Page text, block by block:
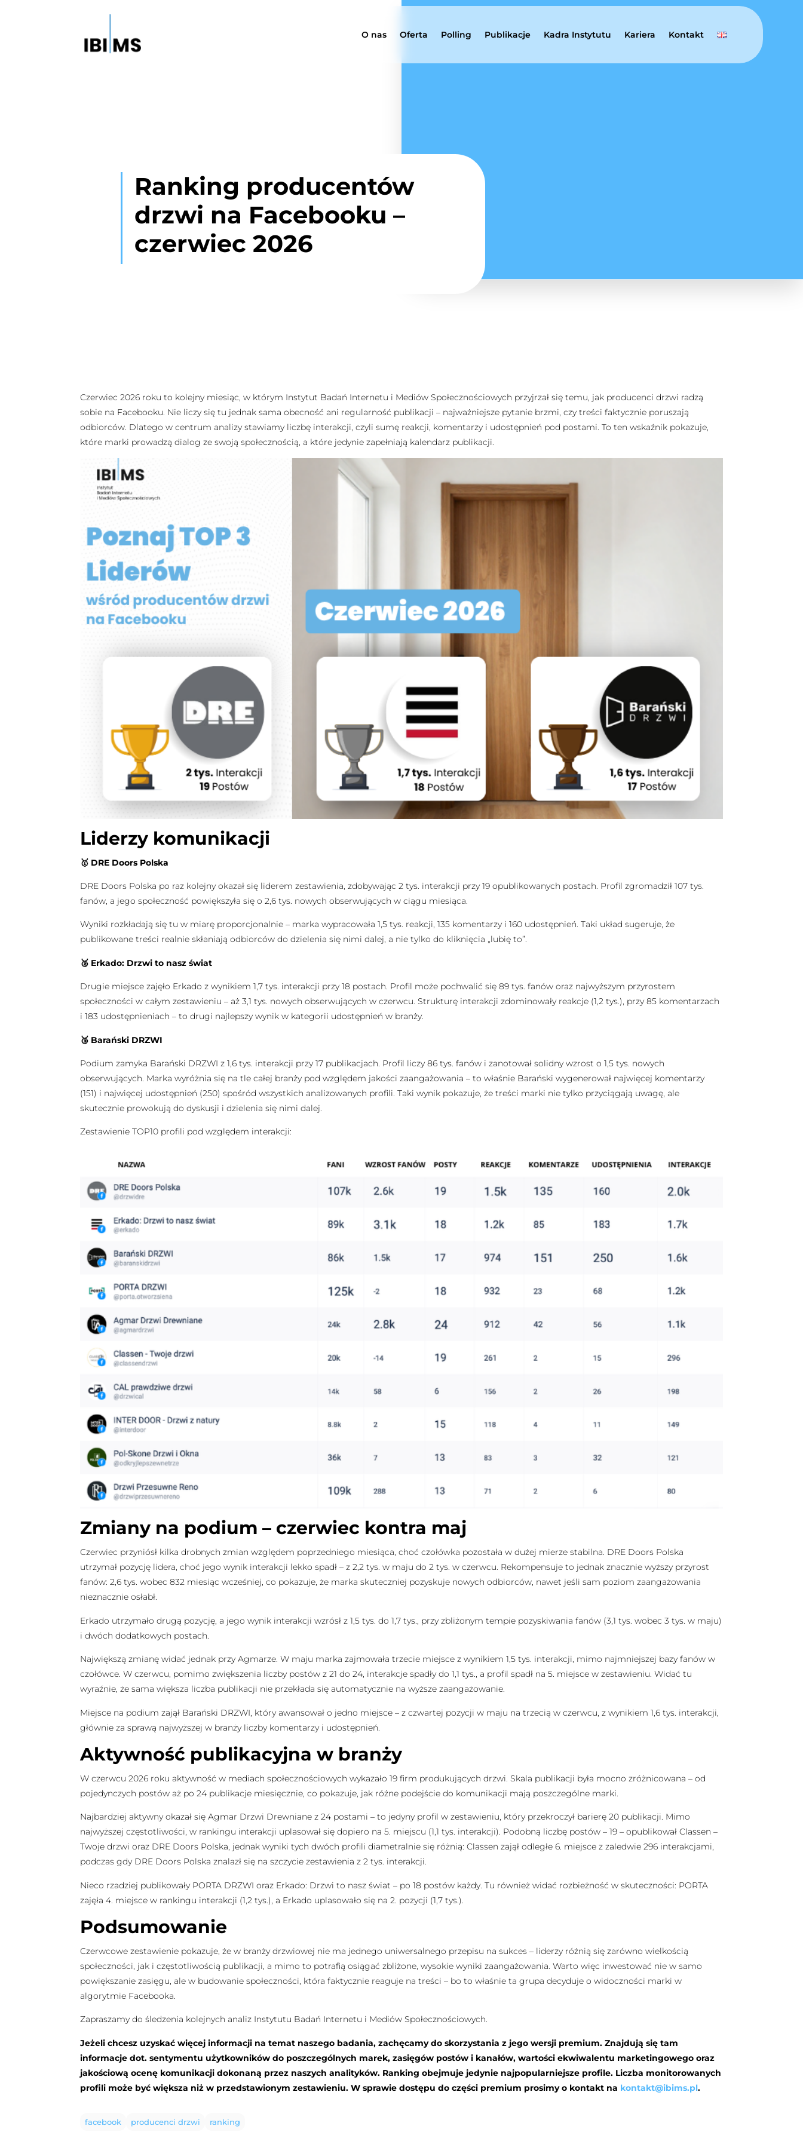
O nas Oferta Polling Publikacje Kadra Instytutu Kariera Kontakt
Ranking producentów
drzwi na Facebooku –
czerwiec 2026
Czerwiec 2026 roku to kolejny miesiąc, w którym Instytut Badań Internetu i Mediów Społecznościowych przyjrzał się temu, jak producenci drzwi radzą
sobie na Facebooku. Nie liczy się tu jednak sama obecność ani regularność publikacji – najważniejsze pytanie brzmi, czy treści faktycznie poruszają
odbiorców. Dlatego w centrum analizy stawiamy liczbę interakcji, czyli sumę reakcji, komentarzy i udostępnień pod postami. To ten wskaźnik pokazuje,
które marki prowadzą dialog ze swoją społecznością, a które jedynie zapełniają kalendarz publikacji.
Liderzy komunikacji
🥇 DRE Doors Polska
DRE Doors Polska po raz kolejny okazał się liderem zestawienia, zdobywając 2 tys. interakcji przy 19 opublikowanych postach. Profil zgromadził 107 tys.
fanów, a jego społeczność powiększyła się o 2,6 tys. nowych obserwujących w ciągu miesiąca.
Wyniki rozkładają się tu w miarę proporcjonalnie – marka wypracowała 1,5 tys. reakcji, 135 komentarzy i 160 udostępnień. Taki układ sugeruje, że
publikowane treści realnie skłaniają odbiorców do dzielenia się nimi dalej, a nie tylko do kliknięcia „lubię to”.
🥈 Erkado: Drzwi to nasz świat
Drugie miejsce zajęło Erkado z wynikiem 1,7 tys. interakcji przy 18 postach. Profil może pochwalić się 89 tys. fanów oraz najwyższym przyrostem
społeczności w całym zestawieniu – aż 3,1 tys. nowych obserwujących w czerwcu. Strukturę interakcji zdominowały reakcje (1,2 tys.), przy 85 komentarzach
i 183 udostępnieniach – to drugi najlepszy wynik w kategorii udostępnień w branży.
🥉 Barański DRZWI
Podium zamyka Barański DRZWI z 1,6 tys. interakcji przy 17 publikacjach. Profil liczy 86 tys. fanów i zanotował solidny wzrost o 1,5 tys. nowych
obserwujących. Marka wyróżnia się na tle całej branży pod względem jakości zaangażowania – to właśnie Barański wygenerował najwięcej komentarzy
(151) i najwięcej udostępnień (250) spośród wszystkich analizowanych profili. Taki wynik pokazuje, że treści marki nie tylko przyciągają uwagę, ale
skutecznie prowokują do dyskusji i dzielenia się nimi dalej.
Zestawienie TOP10 profili pod względem interakcji:
Zmiany na podium – czerwiec kontra maj
Czerwiec przyniósł kilka drobnych zmian względem poprzedniego miesiąca, choć czołówka pozostała w dużej mierze stabilna. DRE Doors Polska
utrzymał pozycję lidera, choć jego wynik interakcji lekko spadł – z 2,2 tys. w maju do 2 tys. w czerwcu. Rekompensuje to jednak znacznie wyższy przyrost
fanów: 2,6 tys. wobec 832 miesiąc wcześniej, co pokazuje, że marka skuteczniej pozyskuje nowych odbiorców, nawet jeśli sam poziom zaangażowania
nieznacznie osłabł.
Erkado utrzymało drugą pozycję, a jego wynik interakcji wzrósł z 1,5 tys. do 1,7 tys., przy zbliżonym tempie pozyskiwania fanów (3,1 tys. wobec 3 tys. w maju)
i dwóch dodatkowych postach.
Największą zmianę widać jednak przy Agmarze. W maju marka zajmowała trzecie miejsce z wynikiem 1,5 tys. interakcji, mimo najmniejszej bazy fanów w
czołówce. W czerwcu, pomimo zwiększenia liczby postów z 21 do 24, interakcje spadły do 1,1 tys., a profil spadł na 5. miejsce w zestawieniu. Widać tu
wyraźnie, że sama większa liczba publikacji nie przekłada się automatycznie na wyższe zaangażowanie.
Miejsce na podium zajął Barański DRZWI, który awansował o jedno miejsce – z czwartej pozycji w maju na trzecią w czerwcu, z wynikiem 1,6 tys. interakcji,
głównie za sprawą najwyższej w branży liczby komentarzy i udostępnień.
Aktywność publikacyjna w branży
W czerwcu 2026 roku aktywność w mediach społecznościowych wykazało 19 firm produkujących drzwi. Skala publikacji była mocno zróżnicowana – od
pojedynczych postów aż po 24 publikacje miesięcznie, co pokazuje, jak różne podejście do komunikacji mają poszczególne marki.
Najbardziej aktywny okazał się Agmar Drzwi Drewniane z 24 postami – to jedyny profil w zestawieniu, który przekroczył barierę 20 publikacji. Mimo
najwyższej częstotliwości, w rankingu interakcji uplasował się dopiero na 5. miejscu (1,1 tys. interakcji). Podobną liczbę postów – 19 – opublikował Classen –
Twoje drzwi oraz DRE Doors Polska, jednak wyniki tych dwóch profili diametralnie się różnią: Classen zajął odległe 6. miejsce z zaledwie 296 interakcjami,
podczas gdy DRE Doors Polska znalazł się na szczycie zestawienia z 2 tys. interakcji.
Nieco rzadziej publikowały PORTA DRZWI oraz Erkado: Drzwi to nasz świat – po 18 postów każdy. Tu również widać rozbieżność w skuteczności: PORTA
zajęła 4. miejsce w rankingu interakcji (1,2 tys.), a Erkado uplasowało się na 2. pozycji (1,7 tys.).
Podsumowanie
Czerwcowe zestawienie pokazuje, że w branży drzwiowej nie ma jednego uniwersalnego przepisu na sukces – liderzy różnią się zarówno wielkością
społeczności, jak i częstotliwością publikacji, a mimo to potrafią osiągać zbliżone, wysokie wyniki zaangażowania. Warto więc inwestować nie w samo
powiększanie zasięgu, ale w budowanie społeczności, która faktycznie reaguje na treści – bo to właśnie ta grupa decyduje o widoczności marki w
algorytmie Facebooka.
Zapraszamy do śledzenia kolejnych analiz Instytutu Badań Internetu i Mediów Społecznościowych.
Jeżeli chcesz uzyskać więcej informacji na temat naszego badania, zachęcamy do skorzystania z jego wersji premium. Znajdują się tam
informacje dot. sentymentu użytkowników do poszczególnych marek, zasięgów postów i kanałów, wartości ekwiwalentu marketingowego oraz
jakościową ocenę komunikacji dokonaną przez naszych analityków. Ranking obejmuje jedynie najpopularniejsze profile. Liczba monitorowanych
profili może być większa niż w przedstawionym zestawieniu. W sprawie dostępu do części premium prosimy o kontakt na kontakt@ibims.pl.
facebook producenci drzwi ranking